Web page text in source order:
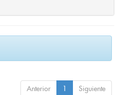
Anterior 1 Siguiente